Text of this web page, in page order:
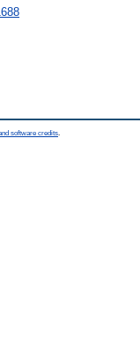
software credits